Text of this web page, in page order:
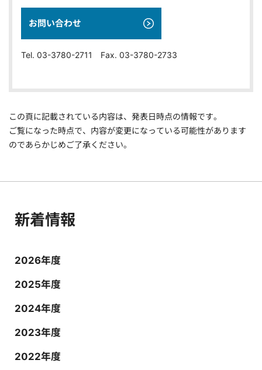
お問い合わせ
Tel. 03-3780-2711 Fax. 03-3780-2733
この頁に記載されている内容は、発表日時点の情報です。
ご覧になった時点で、内容が変更になっている可能性があります
のであらかじめご了承ください。
新着情報
2026年度
2025年度
2024年度
2023年度
2022年度